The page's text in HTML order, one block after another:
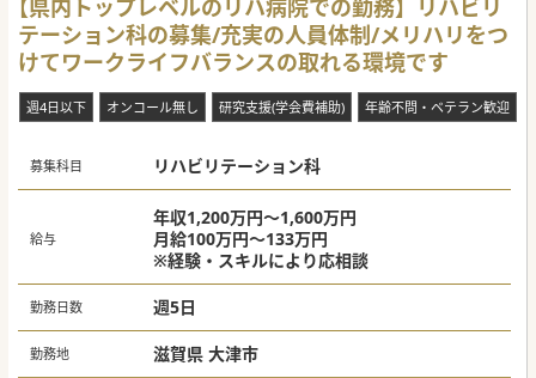
【県内トップレベルのリハ病院での勤務】リハビリ
テーション科の募集/充実の人員体制/メリハリをつ
けてワークライフバランスの取れる環境です
週4日以下 オンコール無し 研究支援(学会費補助) 年齢不問・ベテラン歓迎
募集科目 リハビリテーション科
給与
年収1,200万円～1,600万円
月給100万円～133万円
※経験・スキルにより応相談
勤務日数 週5日
勤務地 滋賀県 大津市